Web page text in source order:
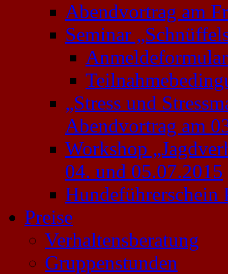
Abendvortrag am
Seminar
„Stress und
Abendvortrag am
Workshop
04. und 05.07.2015
Hundeführerschein
Preise
Verhaltensberatung
Gruppenstunden